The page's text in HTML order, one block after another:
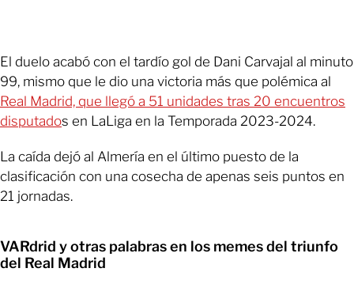
El duelo acabó con el tardío gol de Dani Carvajal al minuto
99, mismo que le dio una victoria más que polémica al
Real Madrid, que llegó a 51 unidades tras 20 encuentros
disputados en LaLiga en la Temporada 2023-2024.
La caída dejó al Almería en el último puesto de la
clasificación con una cosecha de apenas seis puntos en
21 jornadas.
VARdrid y otras palabras en los memes del triunfo
del Real Madrid